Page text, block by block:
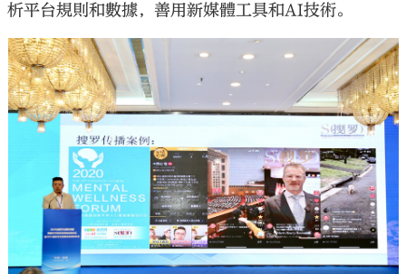
析平台規則和數據，善用新媒體工具和AI技術。